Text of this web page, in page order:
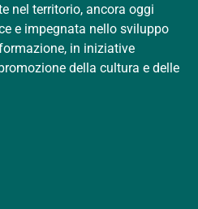
nel territorio, ancora oggi
e impegnata nello sviluppo
in iniziative
della cultura e delle